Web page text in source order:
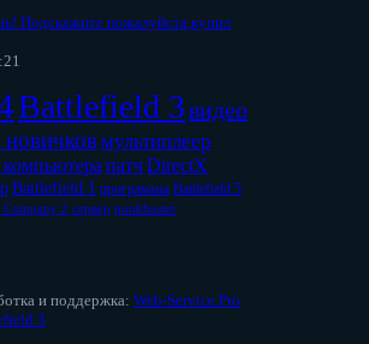
Подскажите пожалуйста,купил
Battlefield 3видео
новичковмультиплеер
патчDirectX
Battlefield 1 программы Battlefield 5
2 сервер punkbuster
и поддержка: Web-Service.Pro
3